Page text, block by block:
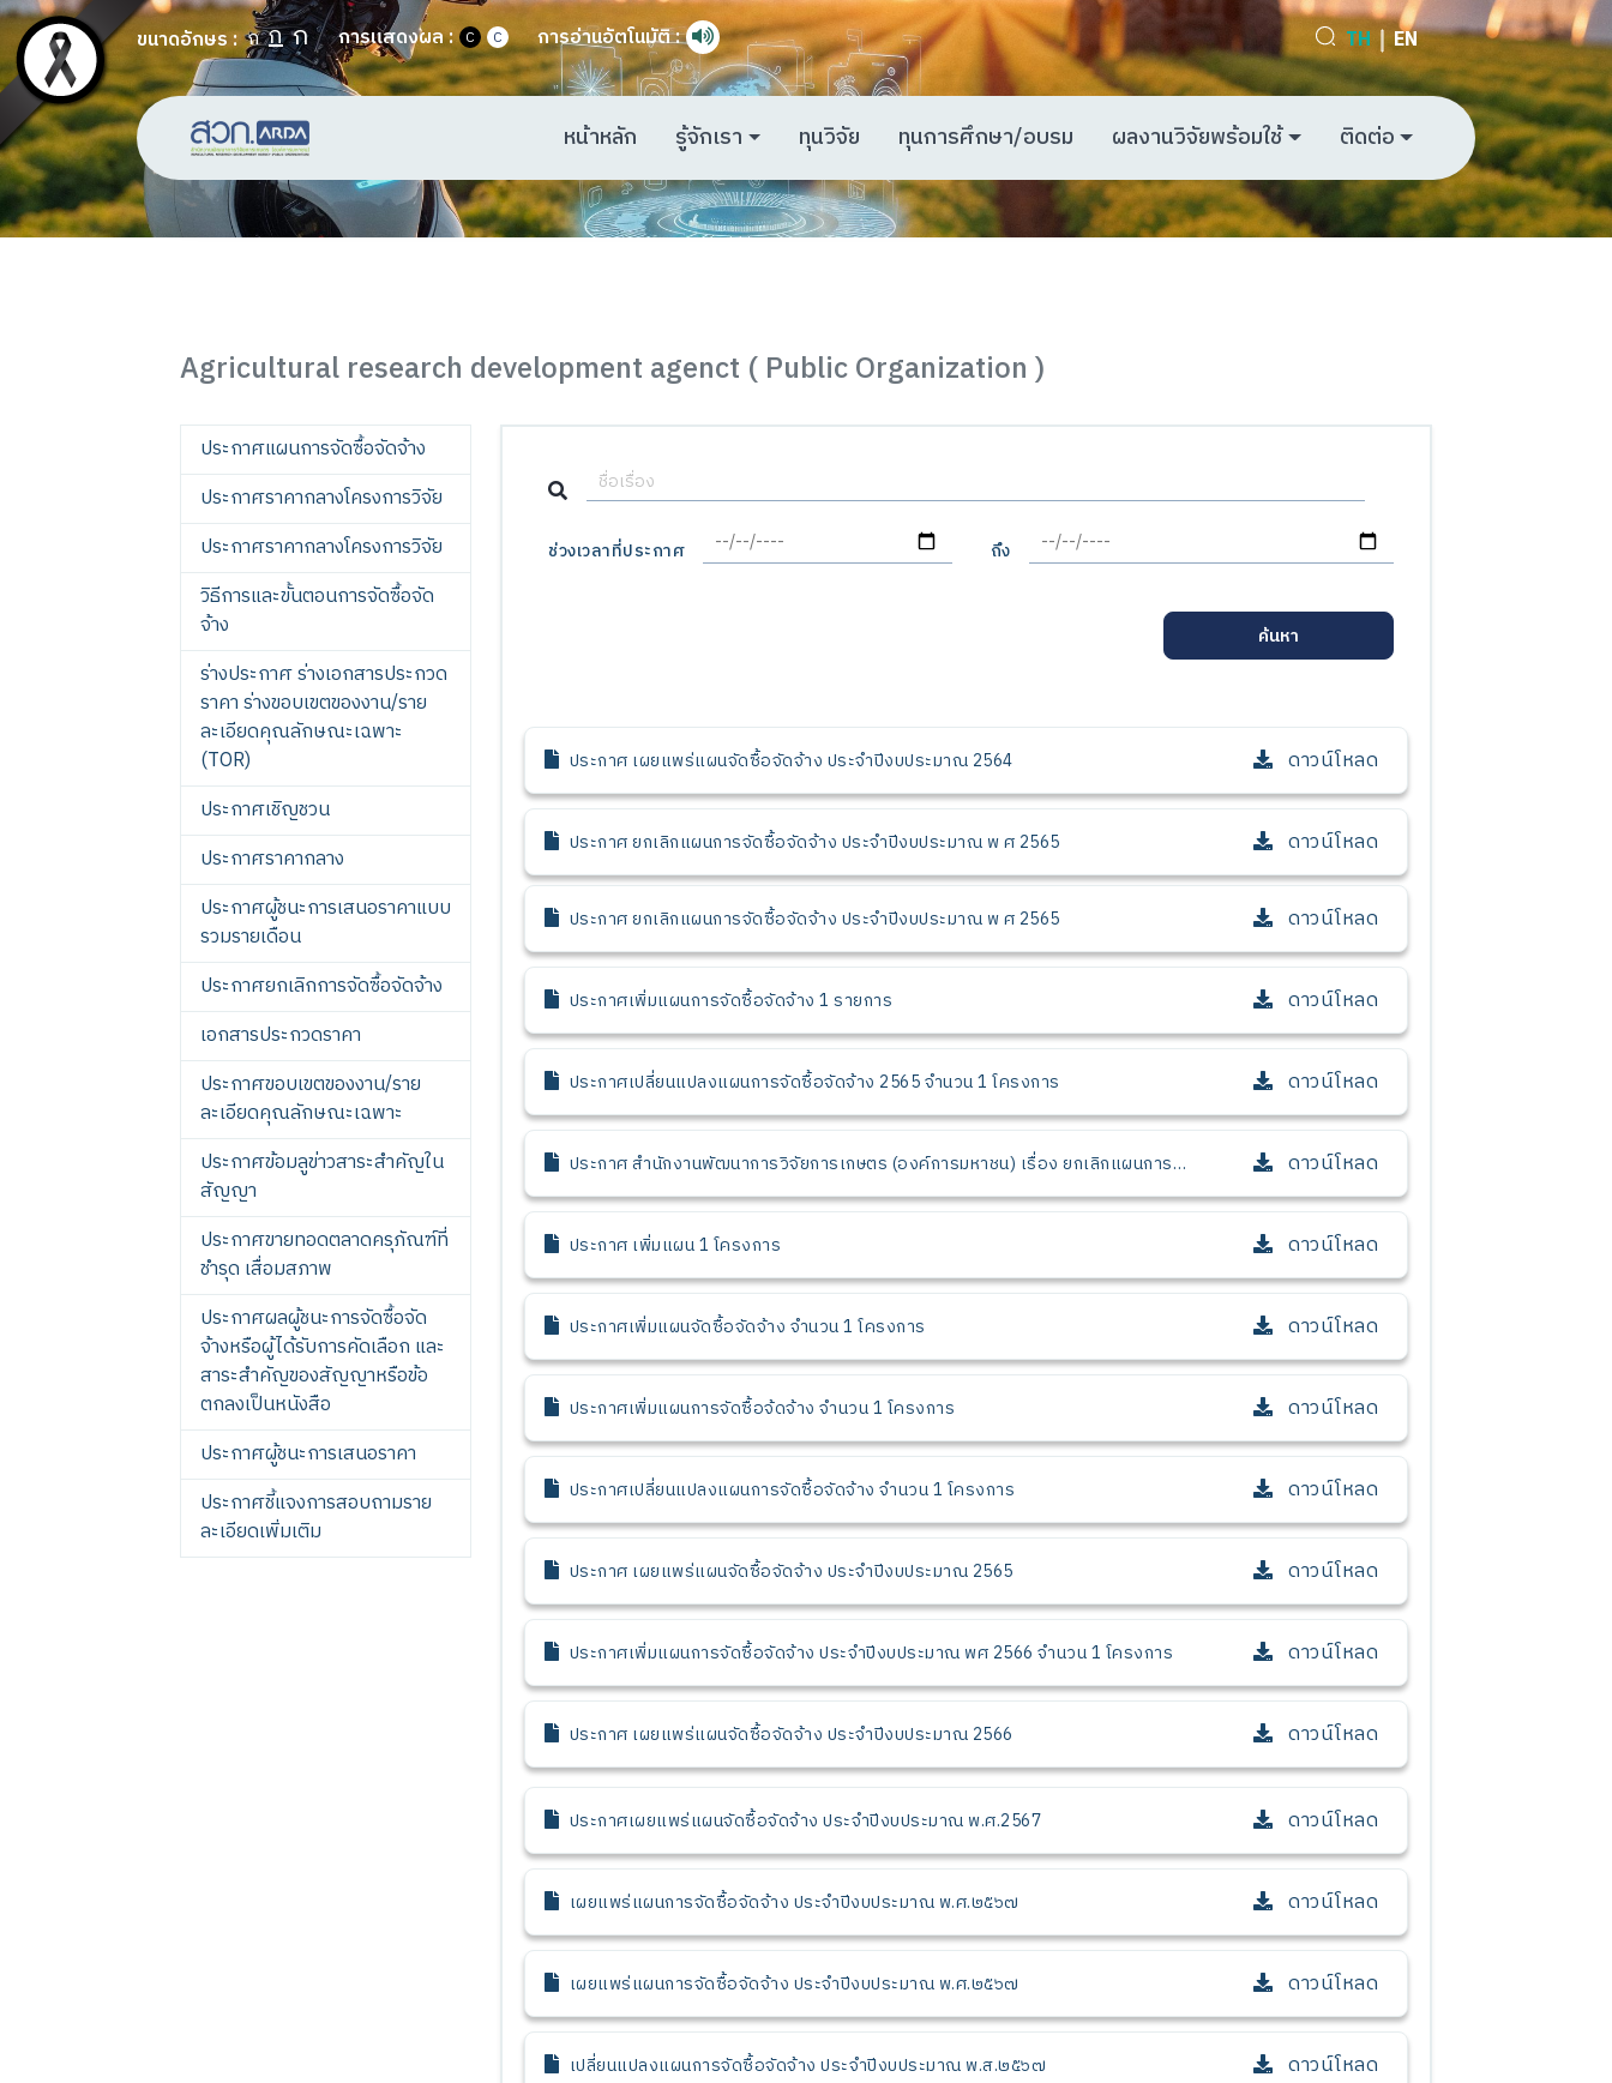
ขนาดอักษร : ก ก ก การแสดงผล : C C การอ่านอัตโนมัติ : TH EN
หน้าหลัก รู้จักเรา ทุนวิจัย ทุนการศึกษา/อบรม ผลงานวิจัยพร้อมใช้ ติดต่อ
Agricultural research development agenct ( Public Organization )
ประกาศแผนการจัดซื้อจัดจ้าง
ประกาศราคากลางโครงการวิจัย
ประกาศราคากลางโครงการวิจัย
วิธีการและขั้นตอนการจัดซื้อจัด
จ้าง
ร่างประกาศ ร่างเอกสารประกวด
ราคา ร่างขอบเขตของงาน/ราย
ละเอียดคุณลักษณะเฉพาะ
(TOR)
ประกาศเชิญชวน
ประกาศราคากลาง
ประกาศผู้ชนะการเสนอราคาแบบ
รวมรายเดือน
ประกาศยกเลิกการจัดซื้อจัดจ้าง
เอกสารประกวดราคา
ประกาศขอบเขตของงาน/ราย
ละเอียดคุณลักษณะเฉพาะ
ประกาศข้อมลูข่าวสาระสำคัญใน
สัญญา
ประกาศขายทอดตลาดครุภัณฑ์ที่
ชำรุด เสื่อมสภาพ
ประกาศผลผู้ชนะการจัดซื้อจัด
จ้างหรือผู้ได้รับการคัดเลือก และ
สาระสำคัญของสัญญาหรือข้อ
ตกลงเป็นหนังสือ
ประกาศผู้ชนะการเสนอราคา
ประกาศชี้แจงการสอบถามราย
ละเอียดเพิ่มเติม
ช่วงเวลาที่ประกาศ ถึง
ค้นหา
ประกาศ เผยแพร่แผนจัดซื้อจัดจ้าง ประจำปีงบประมาณ 2564 ดาวน์โหลด
ประกาศ ยกเลิกแผนการจัดซื้อจัดจ้าง ประจำปีงบประมาณ พ ศ 2565 ดาวน์โหลด
ประกาศ ยกเลิกแผนการจัดซื้อจัดจ้าง ประจำปีงบประมาณ พ ศ 2565 ดาวน์โหลด
ประกาศเพิ่มแผนการจัดซื้อจัดจ้าง 1 รายการ ดาวน์โหลด
ประกาศเปลี่ยนแปลงแผนการจัดซื้อจัดจ้าง 2565 จำนวน 1 โครงการ ดาวน์โหลด
ประกาศ สำนักงานพัฒนาการวิจัยการเกษตร (องค์การมหาชน) เรื่อง ยกเลิกแผนการ
จัดซื้อจัดจ้าง ประจำปีงบประมาณ พศ ๒๕๖๕ จำนวน ๑ รายการ
ดาวน์โหลด
ประกาศ เพิ่มแผน 1 โครงการ ดาวน์โหลด
ประกาศเพิ่มแผนจัดซื้อจัดจ้าง จำนวน 1 โครงการ ดาวน์โหลด
ประกาศเพิ่มแผนการจัดซื้อจ้ดจ้าง จำนวน 1 โครงการ ดาวน์โหลด
ประกาศเปลี่ยนแปลงแผนการจัดซื้อจัดจ้าง จำนวน 1 โครงการ ดาวน์โหลด
ประกาศ เผยแพร่แผนจัดซื้อจัดจ้าง ประจำปีงบประมาณ 2565 ดาวน์โหลด
ประกาศเพิ่มแผนการจัดซื้อจัดจ้าง ประจำปีงบประมาณ พศ 2566 จำนวน 1 โครงการ ดาวน์โหลด
ประกาศ เผยแพร่แผนจัดซื้อจัดจ้าง ประจำปีงบประมาณ 2566 ดาวน์โหลด
ประกาศเผยแพร่แผนจัดซื้อจัดจ้าง ประจำปีงบประมาณ พ.ศ.2567 ดาวน์โหลด
เผยแพร่แผนการจัดซื้อจัดจ้าง ประจำปีงบประมาณ พ.ศ.๒๕๖๗ ดาวน์โหลด
เผยแพร่แผนการจัดซื้อจัดจ้าง ประจำปีงบประมาณ พ.ศ.๒๕๖๗ ดาวน์โหลด
เปลี่ยนแปลงแผนการจัดซื้อจัดจ้าง ประจำปีงบประมาณ พ.ส.๒๕๖๗ ดาวน์โหลด